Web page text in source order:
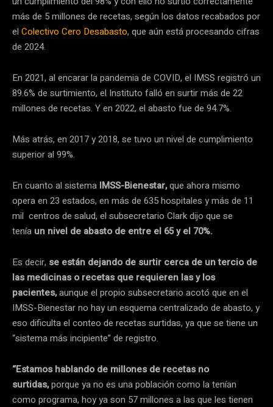
más de 5 millones de recetas, según los datos recabados por
el Colectivo Cero Desabasto, que aún está procesando cifras
de 2024.
En 2021, al encarar la pandemia de COVID, el IMSS registró un
89.6% de surtimiento, el Instituto falló en surtir más de 22
millones de recetas. Y en 2022, el abasto fue de 94.7%.
Más atrás, en 2017 y 2018, se tuvo un nivel de cumplimiento
superior al 99%.
En cuanto al sistema IMSS-Bienestar,que ahora mismo
opera en 23 estados, en más de 635 hospitales y más de 11
mil centros de salud, el subsecretario Clark dijo que se
tenía un nivel de abasto de entre el 65 y el 70%.
Es decir, se están dejando de surtir cerca de un tercio de
las medicinas o recetas que requieren las y los
pacientes,aunque el propio subsecretario acotó que en el
IMSS-Bienestar no hay un esquema centralizado de abasto, y
eso dificulta el conteo de recetas surtidas, ya que se tiene un
“sistema más incipiente” de registro.
“Estamos hablando de millones de recetas no
surtidas,porque ya no es una población como la tenían
como programa, hoy ya son 57 millones a las que les tienen